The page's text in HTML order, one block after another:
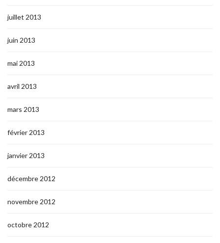
juillet 2013
juin 2013
mai 2013
avril 2013
mars 2013
février 2013
janvier 2013
décembre 2012
novembre 2012
octobre 2012